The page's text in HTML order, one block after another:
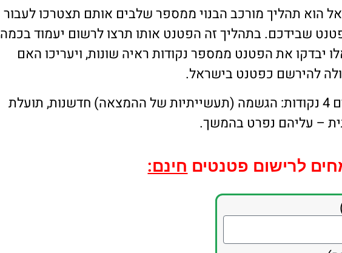
הוא תהליך מורכב הבנוי ממספר שלבים אותם תצטרכו לעבור
שבידכם. בתהליך זה הפטנט אותו תרצו לרשום יעמוד בכמה
יבדקו את הפטנט ממספר נקודות ראיה שונות, ויעריכו האם
להירשם כפטנט בישראל.
מבחנים אלה כוללים 4 נקודות: הגשמה (תעשייתיות של ההמצאה) חדשנות, תועלת
– עליהם נפרט בהמשך.
לרישום פטנטים חינם: